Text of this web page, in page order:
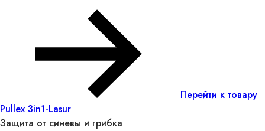
Перейти к товару
Pullex 3in1-Lasur
Защита от синевы и грибка